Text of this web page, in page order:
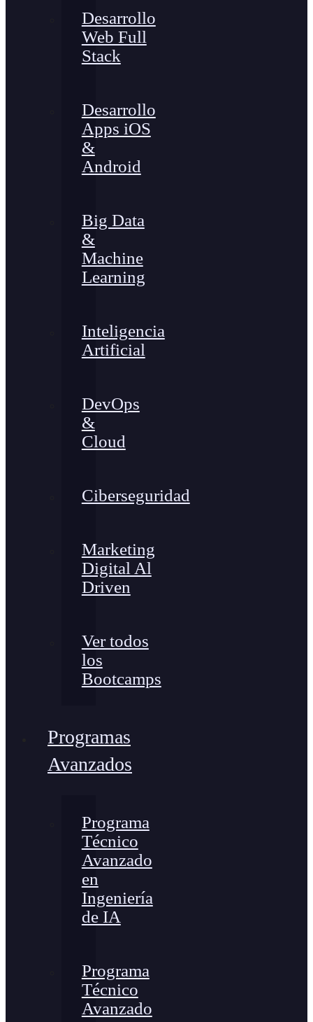
Desarrollo
Web Full
Stack
Desarrollo
Apps iOS
&
Android
Big Data
&
Machine
Learning
Inteligencia
Artificial
DevOps
&
Cloud
Ciberseguridad
Marketing
Digital Al
Driven
Ver todos
los
Bootcamps
Programas
Avanzados
Programa
Técnico
Avanzado
en
Ingeniería
de IA
Programa
Técnico
Avanzado